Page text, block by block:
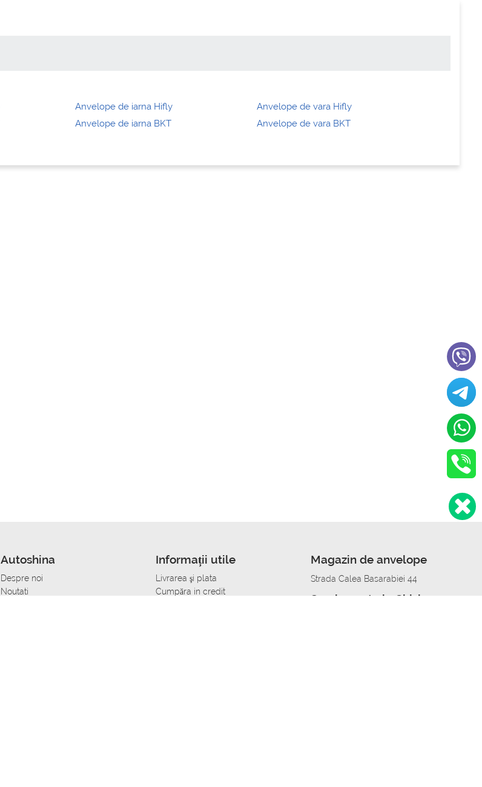
Anvelope de iarna Hifly
Anvelope de vara Hifly
Anvelope de iarna BKT Anvelope de vara BKT
Autoshina
Despre noi
Noutati
Informații utile
Livrarea şi plata
Сumpăra in credit
Magazin de anvelope
Strada Calea Basarabiei 44
Service auto in Chisinau